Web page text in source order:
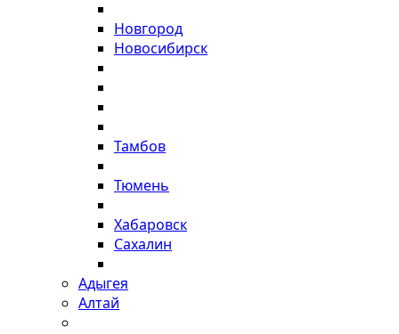
Новгород
Новосибирск
Тамбов
Тюмень
Хабаровск
Сахалин
Адыгея
Алтай